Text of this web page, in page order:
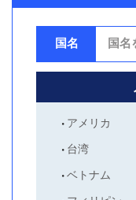
国名
アメリカ
台湾
ベトナム